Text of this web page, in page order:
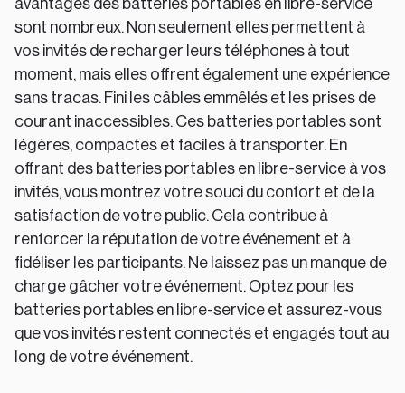
avantages des batteries portables en libre-service
sont nombreux. Non seulement elles permettent à
vos invités de recharger leurs téléphones à tout
moment, mais elles offrent également une expérience
sans tracas. Fini les câbles emmêlés et les prises de
courant inaccessibles. Ces batteries portables sont
légères, compactes et faciles à transporter. En
offrant des batteries portables en libre-service à vos
invités, vous montrez votre souci du confort et de la
satisfaction de votre public. Cela contribue à
renforcer la réputation de votre événement et à
fidéliser les participants. Ne laissez pas un manque de
charge gâcher votre événement. Optez pour les
batteries portables en libre-service et assurez-vous
que vos invités restent connectés et engagés tout au
long de votre événement.